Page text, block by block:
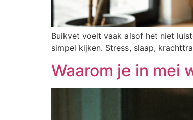
Buikvet voelt vaak alsof het niet
simpel kijken. Stress, slaap,
Waarom je in mei